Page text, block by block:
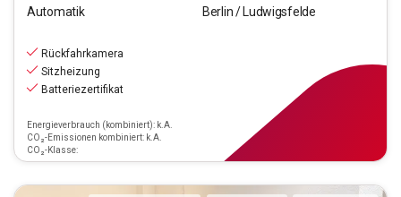
Automatik
Berlin / Ludwigsfelde
Rückfahrkamera
Sitzheizung
Batteriezertifikat
Energieverbrauch (kombiniert): k.A.
CO₂-Emissionen kombiniert: k.A.
CO₂-Klasse: